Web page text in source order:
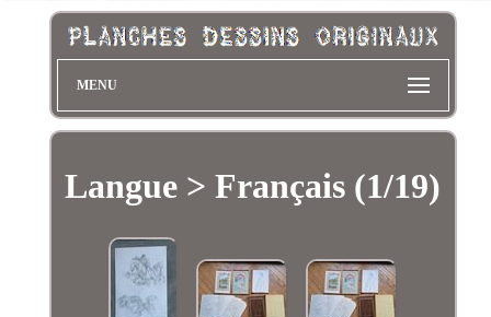
MENU
Langue > Français (1/19)